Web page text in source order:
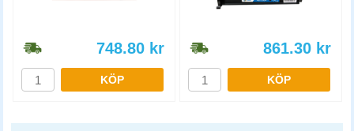
748.80 kr
KÖP
861.30 kr
KÖP